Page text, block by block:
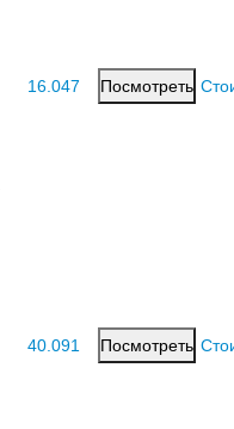
16.047 Посмотреть
40.091 Посмотреть